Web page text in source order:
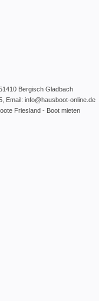
Bergisch Gladbach
Email: info@hausboot-online.de
Friesland - Boot mieten